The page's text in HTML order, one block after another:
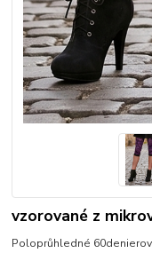
vzorované z
Poloprůhledné